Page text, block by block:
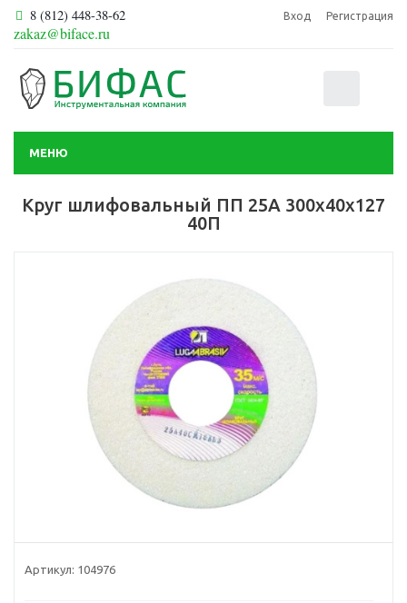
8 (812) 448-38-62
zakaz@biface.ru
Вход Регистрация
МЕНЮ
Круг шлифовальный ПП 25А 300х40х127
40П
Артикул: 104976